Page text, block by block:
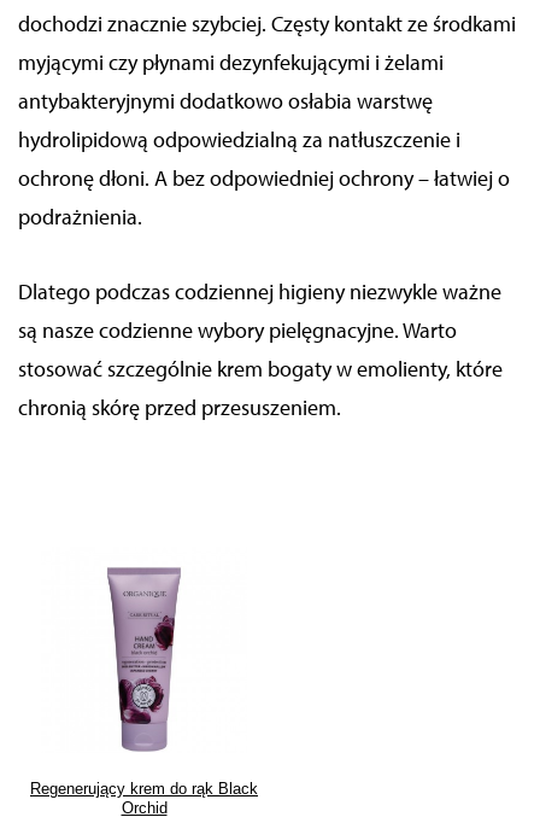
dochodzi znacznie szybciej. Częsty kontakt ze środkami
myjącymi czy płynami dezynfekującymi i żelami
antybakteryjnymi dodatkowo osłabia warstwę
hydrolipidową odpowiedzialną za natłuszczenie i
ochronę dłoni. A bez odpowiedniej ochrony – łatwiej o
podrażnienia.
Dlatego podczas codziennej higieny niezwykle ważne
są nasze codzienne wybory pielęgnacyjne.Warto
stosować szczególnie krem bogaty w emolienty, które
chronią skórę przed przesuszeniem.
Regenerujący krem do rąk Black
Orchid